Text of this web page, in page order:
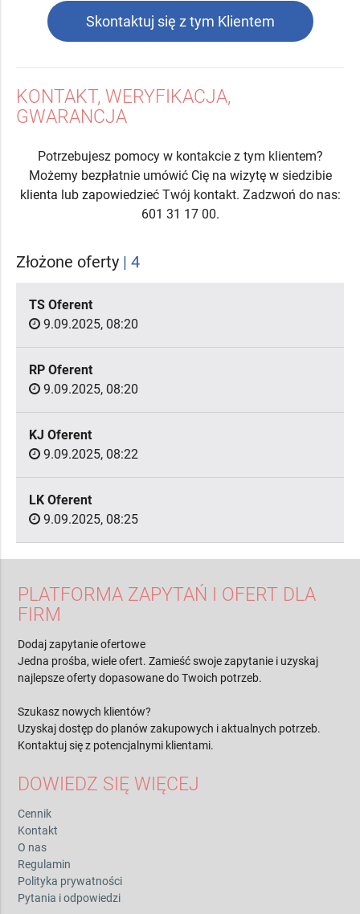
Skontaktuj się z tym Klientem
KONTAKT, WERYFIKACJA,
GWARANCJA
Potrzebujesz pomocy w kontakcie z tym klientem?
Możemy bezpłatnie umówić Cię na wizytę w siedzibie
klienta lub zapowiedzieć Twój kontakt. Zadzwoń do nas:
601 31 17 00.
Złożone oferty | 4
TS Oferent
9.09.2025, 08:20
RP Oferent
9.09.2025, 08:20
KJ Oferent
9.09.2025, 08:22
LK Oferent
9.09.2025, 08:25
PLATFORMA ZAPYTAŃ I OFERT DLA
FIRM
Dodaj zapytanie ofertowe
Jedna prośba, wiele ofert. Zamieść swoje zapytanie i uzyskaj
najlepsze oferty dopasowane do Twoich potrzeb.
Szukasz nowych klientów?
Uzyskaj dostęp do planów zakupowych i aktualnych potrzeb.
Kontaktuj się z potencjalnymi klientami.
DOWIEDZ SIĘ WIĘCEJ
Cennik
Kontakt
O nas
Regulamin
Polityka prywatności
Pytania i odpowiedzi